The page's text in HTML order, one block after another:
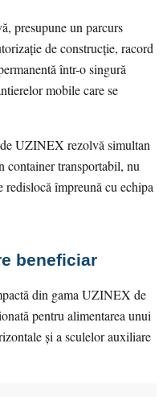
presupune un parcurs
de construcție, racord
într-o singură
mobile care se
UZINEX rezolvă simultan
container transportabil, nu
redislocă împreună cu echipa
beneficiar
din gama UZINEX de
pentru alimentarea unui
și a sculelor auxiliare